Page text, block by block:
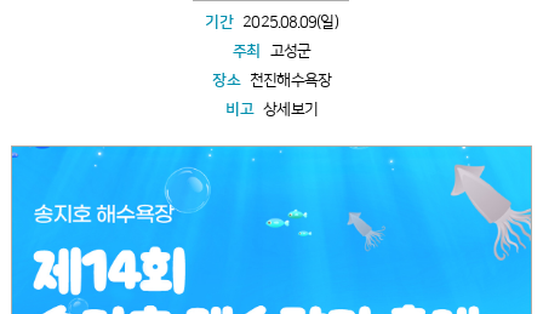
기간 2025.08.09(일)
주최
고성군
장소
천진해수욕장
비고 상세보기